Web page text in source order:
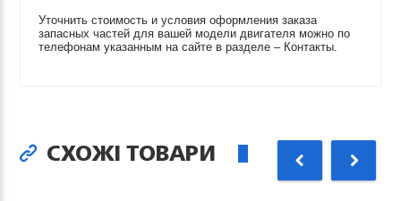
Уточнить стоимость и условия оформления заказа
запасных частей для вашей модели двигателя можно по
телефонам указанным на сайте в разделе – Контакты.
СХОЖІ ТОВАРИ